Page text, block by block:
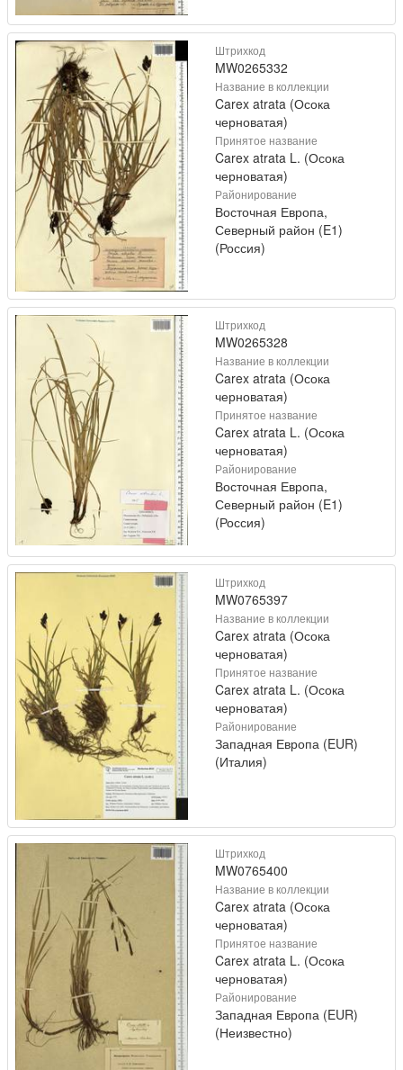
Штрихкод
MW0265332
Название в коллекции
Carex atrata (Осока
черноватая)
Принятое название
Carex atrata L. (Осока
черноватая)
Районирование
Восточная Европа,
Северный район (E1)
(Россия)
Штрихкод
MW0265328
Название в коллекции
Carex atrata (Осока
черноватая)
Принятое название
Carex atrata L. (Осока
черноватая)
Районирование
Восточная Европа,
Северный район (E1)
(Россия)
Штрихкод
MW0765397
Название в коллекции
Carex atrata (Осока
черноватая)
Принятое название
Carex atrata L. (Осока
черноватая)
Районирование
Западная Европа (EUR)
(Италия)
Штрихкод
MW0765400
Название в коллекции
Carex atrata (Осока
черноватая)
Принятое название
Carex atrata L. (Осока
черноватая)
Районирование
Западная Европа (EUR)
(Неизвестно)